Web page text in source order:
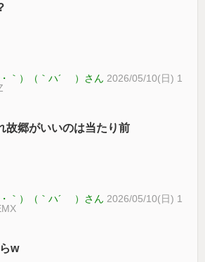
｀）（｀ハ´ ）さん 2026/05/10(日) 1
故郷がいいのは当たり前
｀）（｀ハ´ ）さん 2026/05/10(日) 1
w